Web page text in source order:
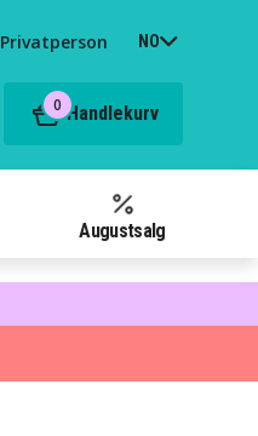
Privatperson NO
0 Handlekurv
Augustsalg